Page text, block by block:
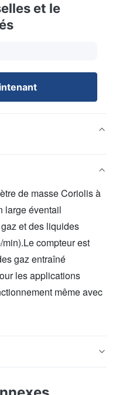
et le
de masse Coriolis à
large éventail
et des liquides
compteur est
gaz entraîné
les applications
même avec
un large éventail